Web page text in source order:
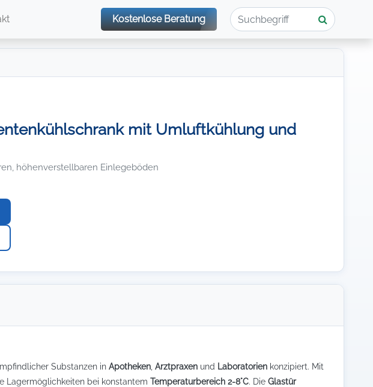
Kostenlose Beratung
mit Umluftkühlung und
höhenverstellbaren Einlegeböden
Substanzen in Apotheken Arztpraxen und Laboratorien konzipiert. Mit
Lagermöglichkeiten bei konstantem Temperaturbereich 2-8°C. Die Glastür